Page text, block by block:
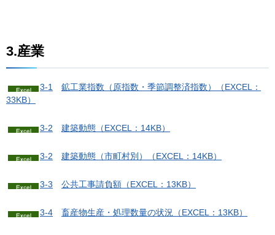
3.産業
3-1 鉱工業指数（原指数・季節調整済指数）（EXCEL：
33KB）
3-2 建築動態（EXCEL：14KB）
3-2 建築動態（市町村別） （EXCEL：14KB）
3-3 公共工事請負額（EXCEL：13KB）
3-4 畜産物生産・処理数量の状況（EXCEL：13KB）